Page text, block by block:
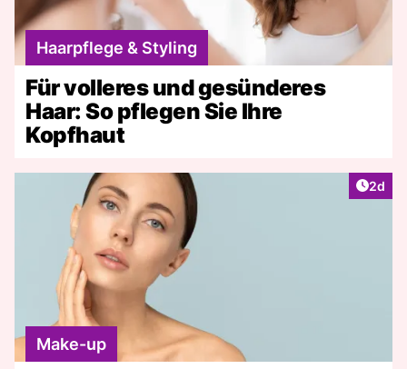
Haarpflege & Styling
Für volleres und gesünderes
Haar: So pflegen Sie Ihre
Kopfhaut
2d
Make-up